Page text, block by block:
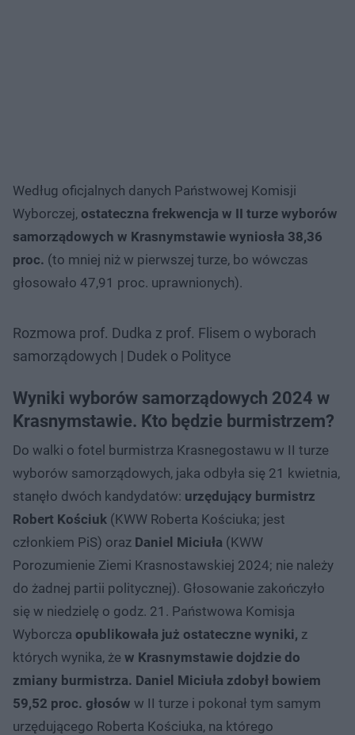
Według oficjalnych danych Państwowej Komisji
Wyborczej, ostateczna frekwencja w II turze wyborów
samorządowych w Krasnymstawie wyniosła 38,36
proc. (to mniej niż w pierwszej turze, bo wówczas
głosowało 47,91 proc. uprawnionych).
Rozmowa prof. Dudka z prof. Flisem o wyborach
samorządowych | Dudek o Polityce
Wyniki wyborów samorządowych 2024 w
Krasnymstawie. Kto będzie burmistrzem?
Do walki o fotel burmistrza Krasnegostawu w II turze
wyborów samorządowych, jaka odbyła się 21 kwietnia,
stanęło dwóch kandydatów: urzędujący burmistrz
Robert Kościuk (KWW Roberta Kościuka; jest
członkiem PiS) oraz Daniel Miciuła (KWW
Porozumienie Ziemi Krasnostawskiej 2024; nie należy
do żadnej partii politycznej). Głosowanie zakończyło
się w niedzielę o godz. 21. Państwowa Komisja
Wyborcza opublikowała już ostateczne wyniki, z
których wynika, że w Krasnymstawie dojdzie do
zmiany burmistrza. Daniel Miciuła zdobył bowiem
59,52 proc. głosów w II turze i pokonał tym samym
urzędującego Roberta Kościuka, na którego